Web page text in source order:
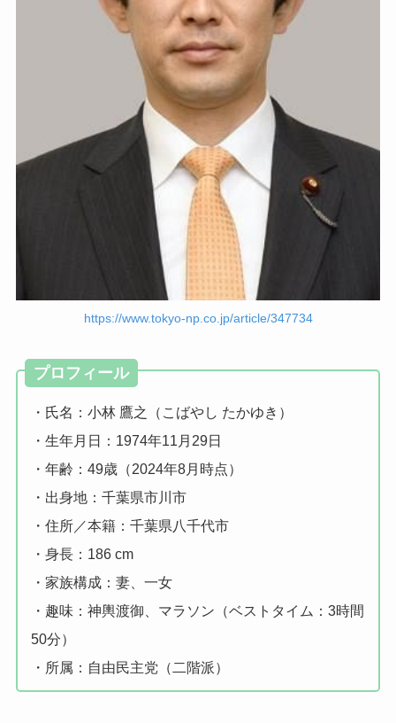
https://www.tokyo-np.co.jp/article/347734
プロフィール
・氏名：小林 鷹之（こばやし たかゆき）
・生年月日：1974年11月29日
・年齢：49歳（2024年8月時点）
・出身地：千葉県市川市
・住所／本籍：千葉県八千代市
・身長：186 cm
・家族構成：妻、一女
・趣味：神輿渡御、マラソン（ベストタイム：3時間
50分）
・所属：自由民主党（二階派）